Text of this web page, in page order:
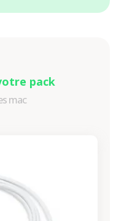
pack
mac